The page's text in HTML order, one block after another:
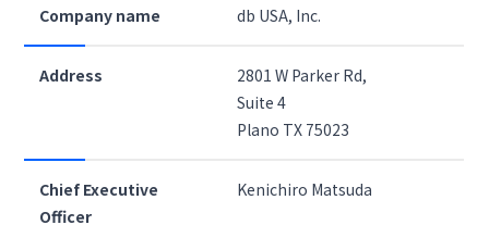
Company name db USA, Inc.
Address
2801 W Parker Rd,
Suite 4
Plano TX 75023
Chief Executive
Officer
Kenichiro Matsuda